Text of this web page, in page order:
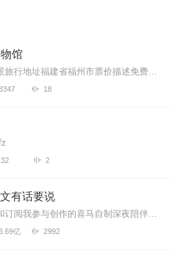
馆
音频来源于链景旅行地址福建省福州市票价描述免费开放时间9:00-17:00乘车信息交通线路：74.16至青少年活动中心站，8.29.59.76....
18
32 2
有话要说
欢迎各位关注和订阅我参与创作的喜马自制深夜陪伴谈话栏目《听你说·百态人声》【听你说·百态人声】每晚直播连线真实人间故事|叶文现场互动中|人间冷暖，抱团取暖每周...
亿 2992